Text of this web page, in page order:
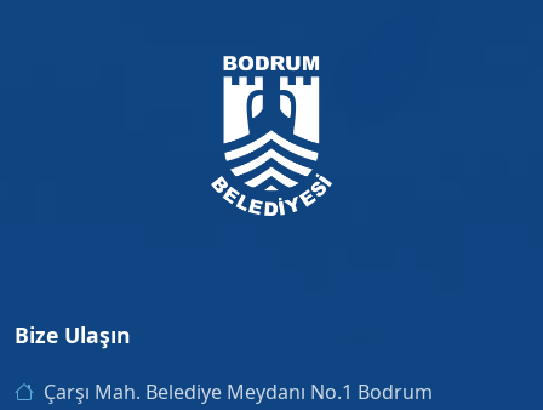
Bize Ulaşın
Çarşı Mah. Belediye Meydanı No.1 Bodrum